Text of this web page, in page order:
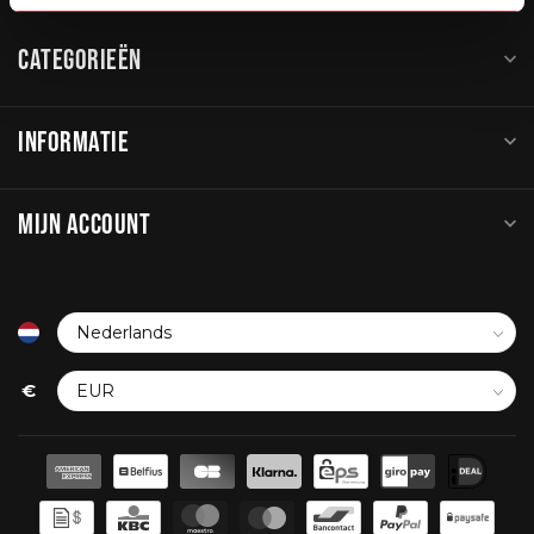
CATEGORIEËN
INFORMATIE
MIJN ACCOUNT
€